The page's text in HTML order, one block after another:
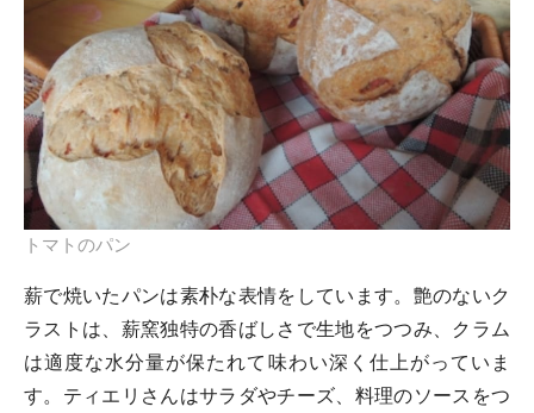
トマトのパン
薪で焼いたパンは素朴な表情をしています。艶のないク
ラストは、薪窯独特の香ばしさで生地をつつみ、クラム
は適度な水分量が保たれて味わい深く仕上がっていま
す。ティエリさんはサラダやチーズ、料理のソースをつ